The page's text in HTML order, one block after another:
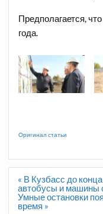
Предполагается,
года.
Оригинал статьи
Навигация
по
записям
« В Кузбасс до
автобусы и машины
Умные остановки
время »